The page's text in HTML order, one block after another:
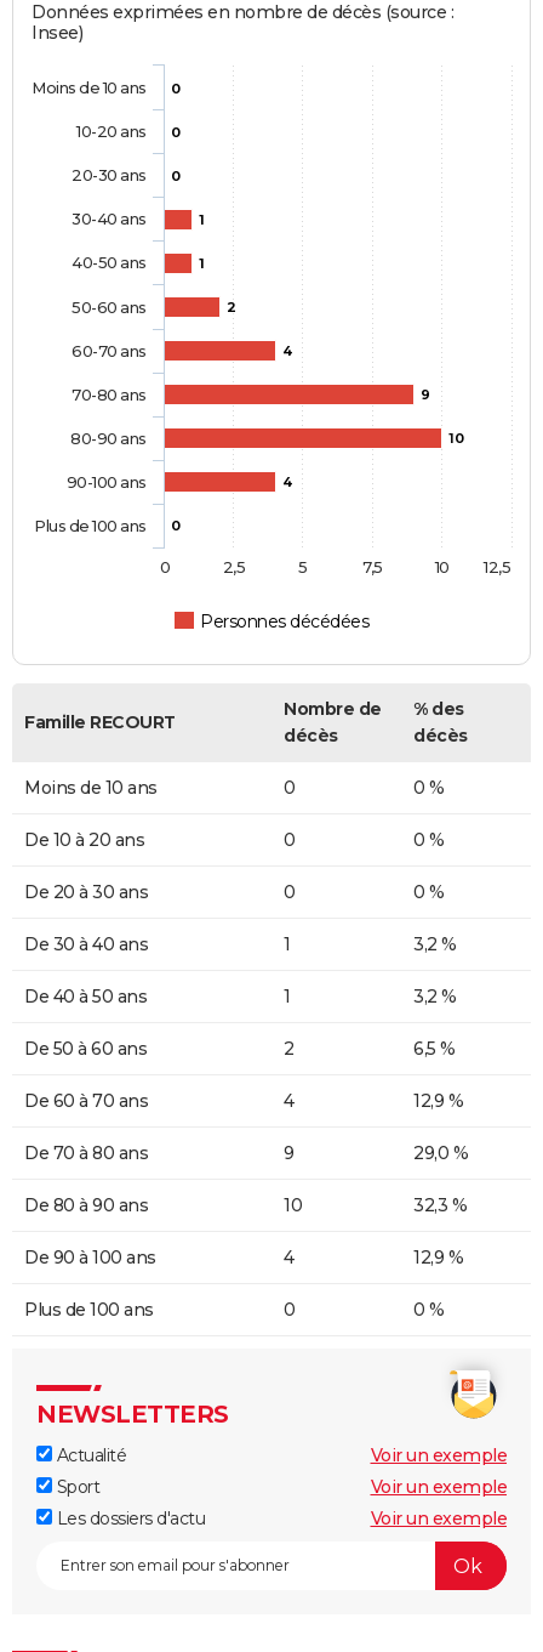
Données exprimées en nombre de décès (source :
Insee)
0
0
0
1
1
2
4
9
10
4
0
Personnes décédées
Moins de 10 ans
10-20 ans
20-30 ans
30-40 ans
40-50 ans
50-60 ans
60-70 ans
70-80 ans
80-90 ans
90-100 ans
Plus de 100 ans
0 10
2,5 5 7,5 12,5
Famille RECOURT
Nombre de
décès
% des
décès
Moins de 10 ans 0 0 %
De 10 à 20 ans 0 0 %
De 20 à 30 ans 0 0 %
De 30 à 40 ans 1 3,2 %
De 40 à 50 ans 1 3,2 %
De 50 à 60 ans 2 6,5 %
De 60 à 70 ans 4 12,9 %
De 70 à 80 ans 9 29,0 %
De 80 à 90 ans 10 32,3 %
De 90 à 100 ans 4 12,9 %
Plus de 100 ans 0 0 %
NEWSLETTERS
Actualité
Voir un exemple
Sport
Voir un exemple
Les dossiers d'actu
Voir un exemple